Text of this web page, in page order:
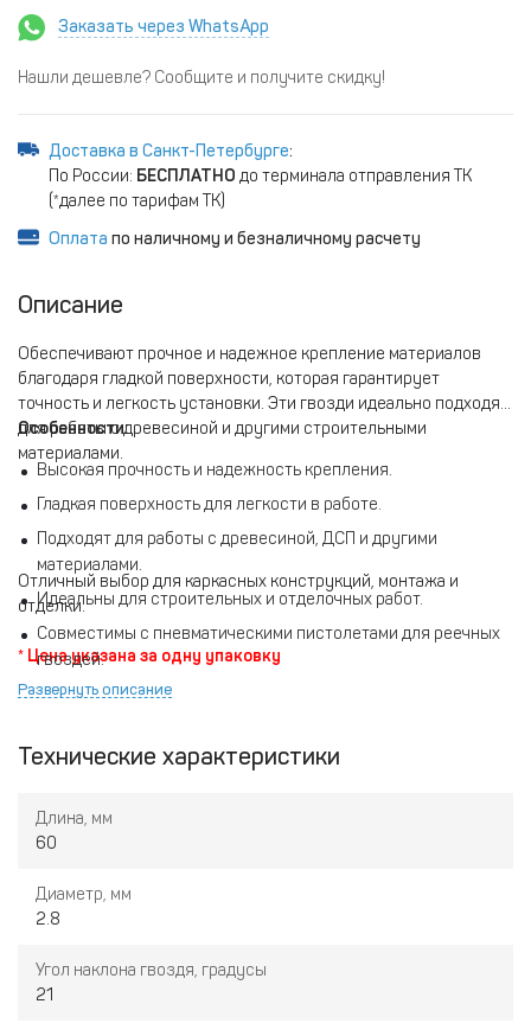
Заказать через WhatsApp
Нашли дешевле? Сообщите и получите скидку!
Доставка в Санкт-Петербурге:
По России: БЕСПЛАТНО до терминала отправления ТК
(*далее по тарифам ТК)
Оплата по наличному и безналичному расчету
Описание
Обеспечивают прочное и надежное крепление материалов
благодаря гладкой поверхности, которая гарантирует
точность и легкость установки. Эти гвозди идеально подходят
для работы с древесиной и другими строительными
материалами.
Особенности:
Высокая прочность и надежность крепления.
Гладкая поверхность для легкости в работе.
Подходят для работы с древесиной, ДСП и другими
материалами.
Идеальны для строительных и отделочных работ.
Совместимы с пневматическими пистолетами для реечных
гвоздей.
Отличный выбор для каркасных конструкций, монтажа и
отделки.
* Цена указана за одну упаковку
Развернуть описание
Технические характеристики
Длина, мм
60
Диаметр, мм
2.8
Угол наклона гвоздя, градусы
21